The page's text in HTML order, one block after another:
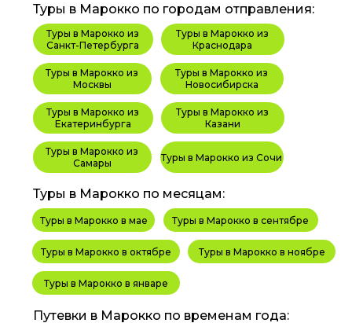
Туры в Марокко в сентябре
Туры в Марокко в октябре Туры в Марокко в ноябре
Туры в Марокко в январе
Туры в Марокко в мае
Туры в Марокко из
Новосибирска
Туры в Марокко из
Москвы
Туры в Марокко из
Казани
Туры в Марокко из Сочи
Туры в Марокко из
Краснодара
Туры в Марокко из
Самары
Туры в Марокко из
Екатеринбурга
Туры в Марокко из
Санкт-Петербурга
Туры в Марокко по городам отправления:
Туры в Марокко по месяцам:
Путевки в Марокко по временам года: